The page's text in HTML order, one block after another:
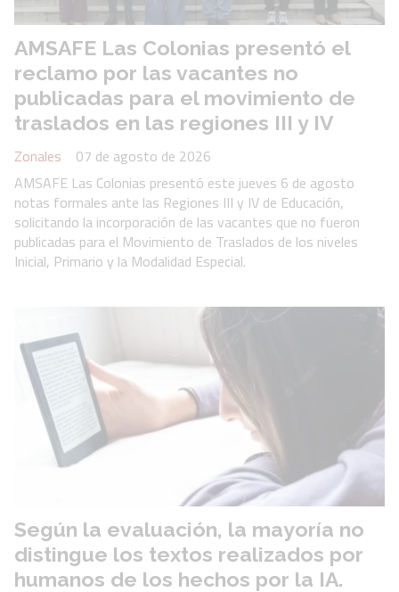
AMSAFE Las Colonias presentó el
reclamo por las vacantes no
publicadas para el movimiento de
traslados en las regiones III y IV
Zonales
07 de agosto de 2026
AMSAFE Las Colonias presentó este jueves 6 de agosto
notas formales ante las Regiones III y IV de Educación,
solicitando la incorporación de las vacantes que no fueron
publicadas para el Movimiento de Traslados de los niveles
Inicial, Primario y la Modalidad Especial.
Según la evaluación, la mayoría no
distingue los textos realizados por
humanos de los hechos por la IA.